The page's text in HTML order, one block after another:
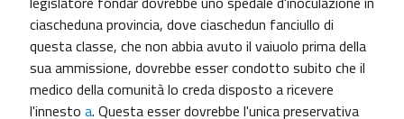
ciascheduna provincia, dove ciaschedun fanciullo di
questa classe, che non abbia avuto il vaiuolo prima della
sua ammissione, dovrebbe esser condotto subito che il
medico della comunità lo creda disposto a ricevere
l'innesto a. Questa esser dovrebbe l'unicapreservativa